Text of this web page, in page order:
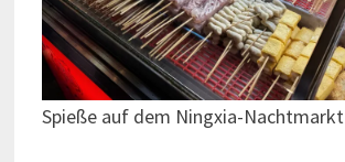
Spieße auf dem Ningxia-Nachtmarkt